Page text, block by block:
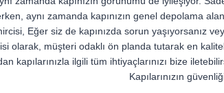
aynı zamanda kapınızın genel depolama
Eğer siz de kapınızda sorun yaşıyorsanız
olarak, müşteri odaklı ön planda tutarak en
kapılarınızla ilgili tüm ihtiyaçlarınızı bize
Kapılarınızın